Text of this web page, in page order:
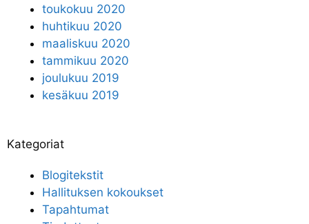
toukokuu 2020
huhtikuu 2020
maaliskuu 2020
tammikuu 2020
joulukuu 2019
kesäkuu 2019
Kategoriat
Blogitekstit
Hallituksen kokoukset
Tapahtumat